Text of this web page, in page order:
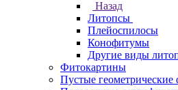
Назад
Литопсы
Плейоспилосы
Конофитумы
Другие виды
Фитокартины
Пустые